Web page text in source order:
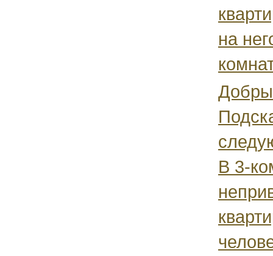
на
В 3-